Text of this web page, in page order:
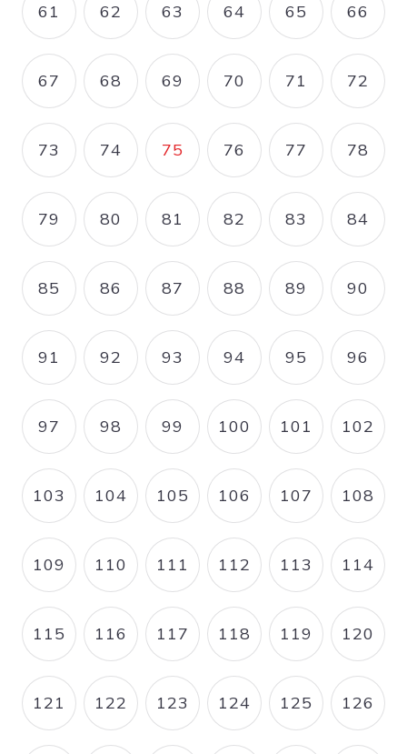
PAGE
61 PAGE
62 PAGE
63 PAGE
64 PAGE
65 PAGE
66
PAGE
67 PAGE
68 PAGE
69 PAGE
70 PAGE
71 PAGE
72
PAGE
73 PAGE
74 PAGE COURANTE
75 PAGE
76 PAGE
77 PAGE
78
PAGE
79 PAGE
80 PAGE
81 PAGE
82 PAGE
83 PAGE
84
PAGE
85 PAGE
86 PAGE
87 PAGE
88 PAGE
89 PAGE
90
PAGE
91 PAGE
92 PAGE
93 PAGE
94 PAGE
95 PAGE
96
PAGE
97 PAGE
98 PAGE
99 PAGE
100 PAGE
101 PAGE
102
PAGE
103 PAGE
104 PAGE
105 PAGE
106 PAGE
107 PAGE
108
PAGE
109 PAGE
110 PAGE
111 PAGE
112 PAGE
113 PAGE
114
PAGE
115 PAGE
116 PAGE
117 PAGE
118 PAGE
119 PAGE
120
PAGE
121 PAGE
122 PAGE
123 PAGE
124 PAGE
125 PAGE
126